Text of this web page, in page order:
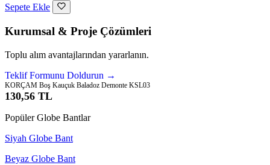
Sepete Ekle
Kurumsal & Proje Çözümleri
Toplu alım avantajlarından yararlanın.
Teklif Formunu Doldurun →
KORÇAM Boş Kauçuk Baladoz Demonte KSL03
130,56 TL
Popüler Globe Bantlar
Siyah Globe Bant
Beyaz Globe Bant